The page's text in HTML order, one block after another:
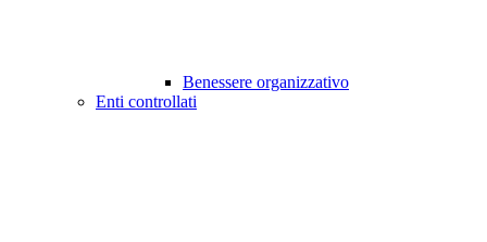
Benessere organizzativo
Enti controllati